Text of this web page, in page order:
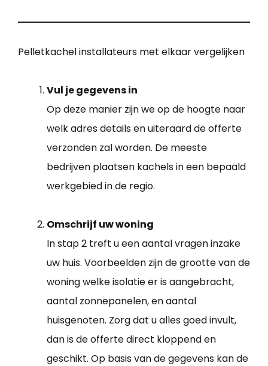
Pelletkachel installateurs met elkaar vergelijken
Vul je gegevens in
Op deze manier zijn we op de hoogte naar
welk adres details en uiteraard de offerte
verzonden zal worden. De meeste
bedrijven plaatsen kachels in een bepaald
werkgebied in de regio.
Omschrijf uw woning
In stap 2 treft u een aantal vragen inzake
uw huis. Voorbeelden zijn de grootte van de
woning welke isolatie er is aangebracht,
aantal zonnepanelen, en aantal
huisgenoten. Zorg dat u alles goed invult,
dan is de offerte direct kloppend en
geschikt. Op basis van de gegevens kan de